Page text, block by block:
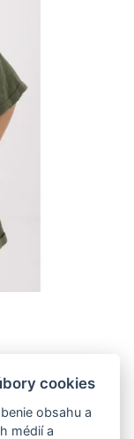
cookies
obsahu a
médií a